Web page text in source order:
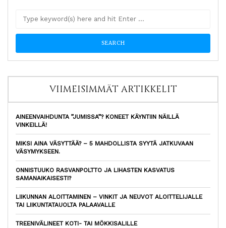
VIIMEISIMMÄT ARTIKKELIT
AINEENVAIHDUNTA ”JUMISSA”? KONEET KÄYNTIIN NÄILLÄ
VINKEILLÄ!
MIKSI AINA VÄSYTTÄÄ? – 5 MAHDOLLISTA SYYTÄ JATKUVAAN
VÄSYMYKSEEN.
ONNISTUUKO RASVANPOLTTO JA LIHASTEN KASVATUS
SAMANAIKAISESTI?
LIIKUNNAN ALOITTAMINEN – VINKIT JA NEUVOT ALOITTELIJALLE
TAI LIIKUNTATAUOLTA PALAAVALLE
TREENIVÄLINEET KOTI- TAI MÖKKISALILLE